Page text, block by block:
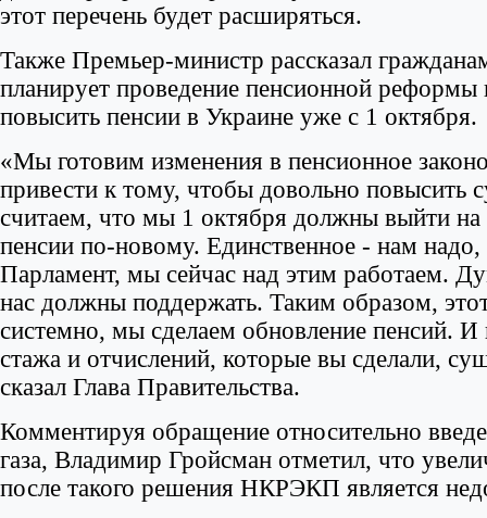
этот перечень будет расширяться.
Также Премьер-министр рассказал
планирует проведение пенсионной реформы
повысить пенсии в Украине уже с 1 октября.
«Мы готовим изменения в пенсионное
привести к тому, чтобы довольно повысить
считаем, что мы 1 октября должны выйти
пенсии по-новому. Единственное - нам
Парламент, мы сейчас над этим работаем.
нас должны поддержать. Таким образом,
системно, мы сделаем обновление пенсий. И
стажа и отчислений, которые вы сделали,
сказал Глава Правительства.
Комментируя обращение относительно
газа, Владимир Гройсман отметил, что
после такого решения НКРЭКП является